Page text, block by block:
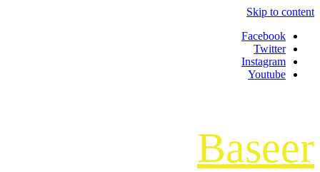
Skip to content
Facebook
Twitter
Instagram
Youtube
Baseer